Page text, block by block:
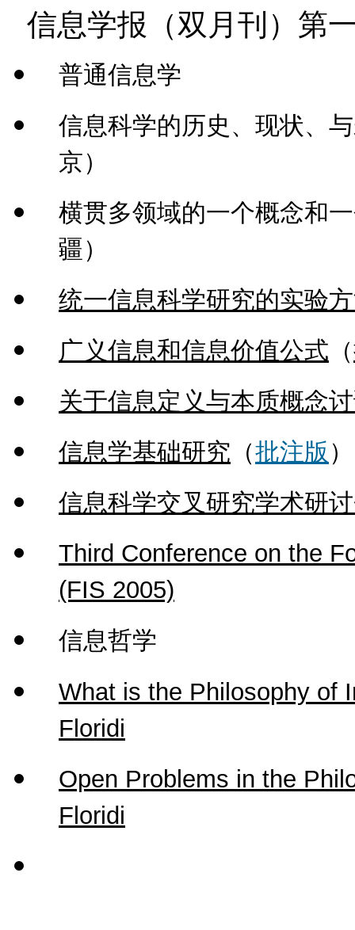
信息学报 （双月刊） 第
普通信息学
信息科学的历史、现状、
京）
横贯多领域的一个概念和
疆）
统一信息科学研究的实验
广义信息和信息价值公式 （
关于信息定义与本质概念
信息学基础研究 （批注版
信息科学交叉研究学术研
Third Conference on the
(FIS 2005)
信息哲学
What is the Philosophy of
Floridi
Open Problems in the
Floridi